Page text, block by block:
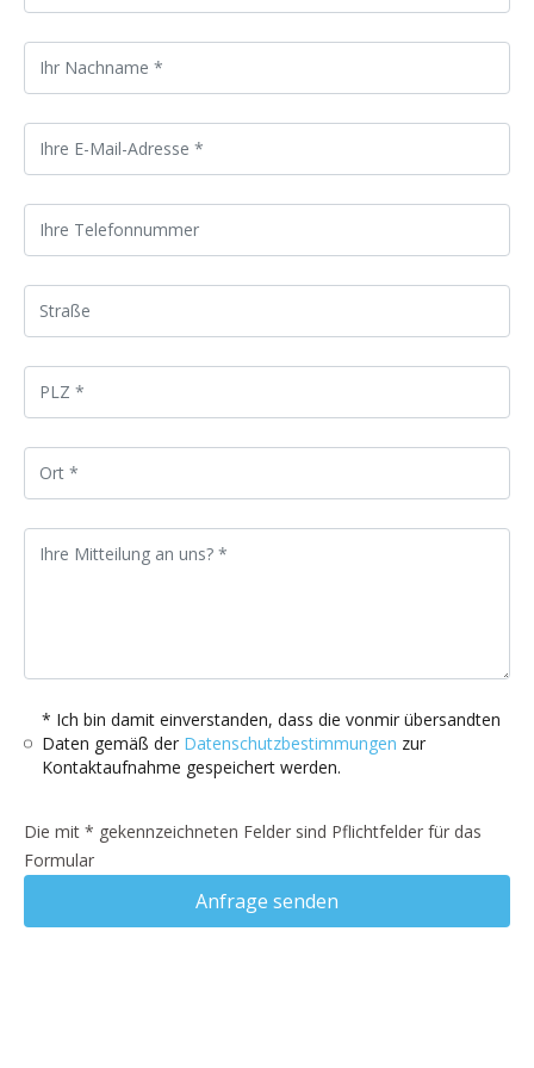
* Ich bin damit einverstanden, dass die vonmir übersandten
Daten gemäß der Datenschutzbestimmungen zur
Kontaktaufnahme gespeichert werden.
Die mit * gekennzeichneten Felder sind Pflichtfelder für das
Formular
Anfrage senden